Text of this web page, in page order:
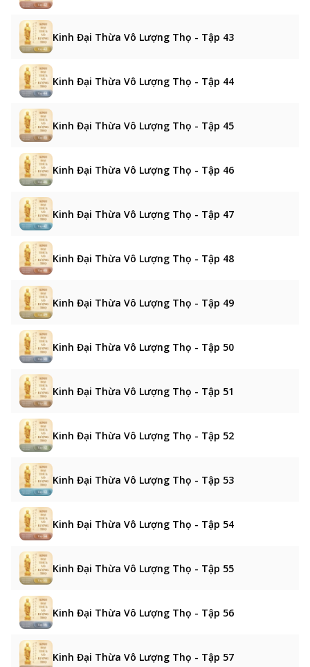
Kinh Đại Thừa Vô Lượng Thọ - Tập 43
Kinh Đại Thừa Vô Lượng Thọ - Tập 44
Kinh Đại Thừa Vô Lượng Thọ - Tập 45
Kinh Đại Thừa Vô Lượng Thọ - Tập 46
Kinh Đại Thừa Vô Lượng Thọ - Tập 47
Kinh Đại Thừa Vô Lượng Thọ - Tập 48
Kinh Đại Thừa Vô Lượng Thọ - Tập 49
Kinh Đại Thừa Vô Lượng Thọ - Tập 50
Kinh Đại Thừa Vô Lượng Thọ - Tập 51
Kinh Đại Thừa Vô Lượng Thọ - Tập 52
Kinh Đại Thừa Vô Lượng Thọ - Tập 53
Kinh Đại Thừa Vô Lượng Thọ - Tập 54
Kinh Đại Thừa Vô Lượng Thọ - Tập 55
Kinh Đại Thừa Vô Lượng Thọ - Tập 56
Kinh Đại Thừa Vô Lượng Thọ - Tập 57